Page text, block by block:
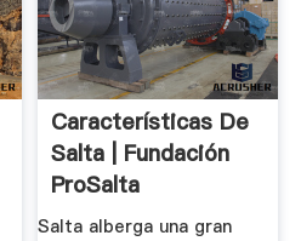
Características De
Salta | Fundación
ProSalta
Salta alberga una gran